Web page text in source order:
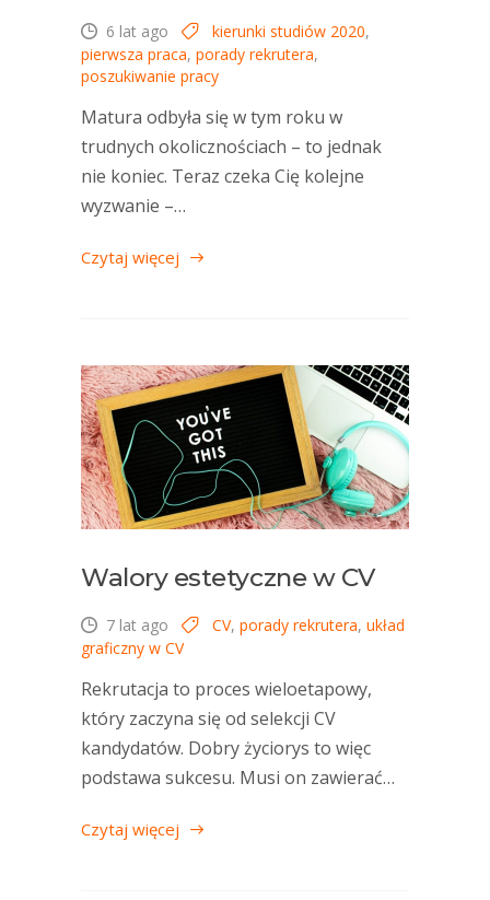
6 lat ago kierunki studiów 2020,
pierwsza praca, porady rekrutera,
poszukiwanie pracy
Matura odbyła się w tym roku w
trudnych okolicznościach – to jednak
nie koniec. Teraz czeka Cię kolejne
wyzwanie –…
Czytaj więcej
Walory estetyczne w CV
7 lat ago CV, porady rekrutera, układ
graficzny w CV
Rekrutacja to proces wieloetapowy,
który zaczyna się od selekcji CV
kandydatów. Dobry życiorys to więc
podstawa sukcesu. Musi on zawierać…
Czytaj więcej